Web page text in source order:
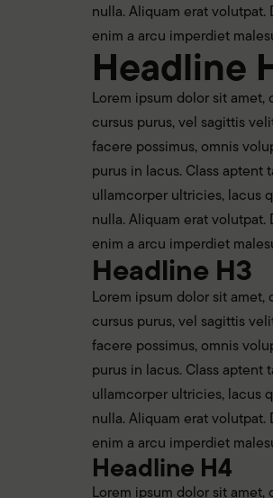
nulla. Aliquam erat
enim a arcu imperdiet
Headline
Lorem ipsum dolor sit
cursus purus, vel sagittis
facere possimus, omnis
purus in lacus. Class
ullamcorper ultricies, lacus
nulla. Aliquam erat
enim a arcu imperdiet
Headline H3
Lorem ipsum dolor sit
cursus purus, vel sagittis
facere possimus, omnis
purus in lacus. Class
ullamcorper ultricies, lacus
nulla. Aliquam erat
enim a arcu imperdiet
Headline H4
Lorem ipsum dolor sit